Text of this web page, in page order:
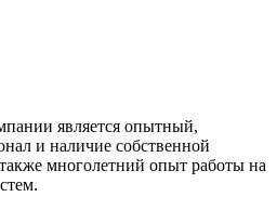
является опытный,
и наличие собственной
многолетний опыт работы на